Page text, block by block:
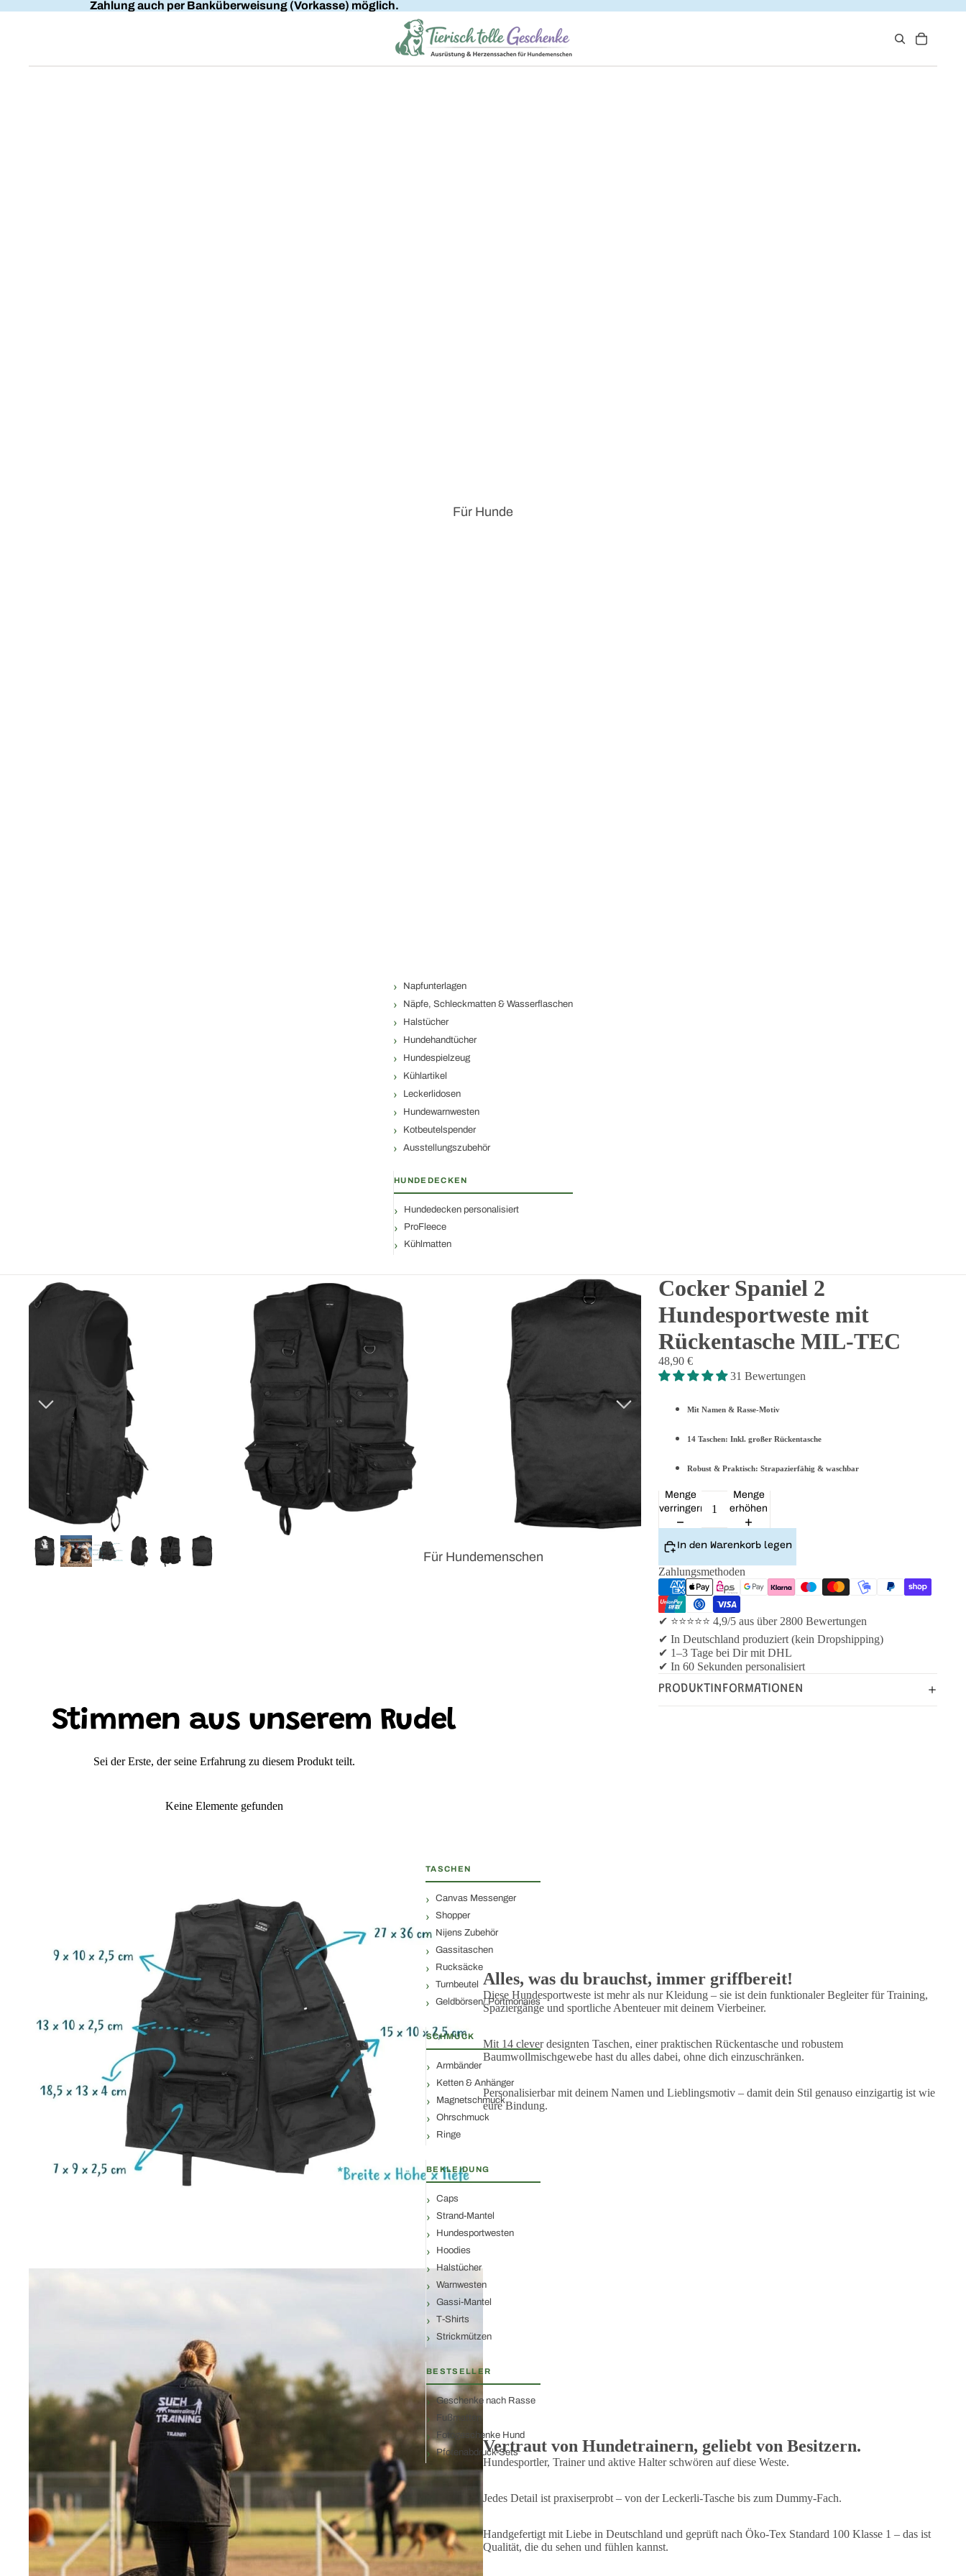
Zahlung auch per Banküberweisung (Vorkasse) möglich.
Für Hunde
Napfunterlagen
Näpfe, Schleckmatten & Wasserflaschen
Halstücher
Hundehandtücher
Hundespielzeug
Kühlartikel
Leckerlidosen
Hundewarnwesten
Kotbeutelspender
Ausstellungszubehör
HUNDEDECKEN
Hundedecken personalisiert
ProFleece
Kühlmatten
Für Hundemenschen
TASCHEN
Canvas Messenger
Shopper
Nijens Zubehör
Gassitaschen
Rucksäcke
Turnbeutel
Geldbörsen/ Portmonaies
SCHMUCK
Armbänder
Ketten & Anhänger
Magnetschmuck
Ohrschmuck
Ringe
BEKLEIDUNG
Caps
Strand-Mantel
Hundesportwesten
Hoodies
Halstücher
Warnwesten
Gassi-Mantel
T-Shirts
Strickmützen
BESTSELLER
Geschenke nach Rasse
Fußmatten
Fotogeschenke Hund
Pfotenabdruck-Sets
Cocker Spaniel 2
Hundesportweste mit
Rückentasche MIL-TEC
48,90 €
31 Bewertungen
Mit Namen & Rasse-Motiv
14 Taschen: Inkl. großer Rückentasche
Robust & Praktisch: Strapazierfähig & waschbar
Menge
verringern
Menge
erhöhen
In den Warenkorb legen
Zahlungsmethoden
✔ ⭐⭐⭐⭐⭐ 4,9/5 aus über 2800 Bewertungen
✔ In Deutschland produziert (kein Dropshipping)
✔ 1–3 Tage bei Dir mit DHL
✔ In 60 Sekunden personalisiert
PRODUKTINFORMATIONEN
Stimmen aus unserem Rudel
Sei der Erste, der seine Erfahrung zu diesem Produkt teilt.
Keine Elemente gefunden
Alles, was du brauchst, immer griffbereit!
Diese Hundesportweste ist mehr als nur Kleidung – sie ist dein funktionaler Begleiter für Training,
Spaziergänge und sportliche Abenteuer mit deinem Vierbeiner.
Mit 14 clever designten Taschen, einer praktischen Rückentasche und robustem
Baumwollmischgewebe hast du alles dabei, ohne dich einzuschränken.
Personalisierbar mit deinem Namen und Lieblingsmotiv – damit dein Stil genauso einzigartig ist wie
eure Bindung.
Vertraut von Hundetrainern, geliebt von Besitzern.
Hundesportler, Trainer und aktive Halter schwören auf diese Weste.
Jedes Detail ist praxiserprobt – von der Leckerli-Tasche bis zum Dummy-Fach.
Handgefertigt mit Liebe in Deutschland und geprüft nach Öko-Tex Standard 100 Klasse 1 – das ist
Qualität, die du sehen und fühlen kannst.